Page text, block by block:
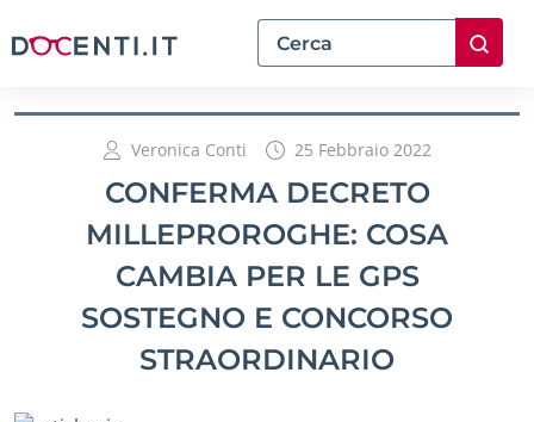
Veronica Conti 25 Febbraio 2022
CONFERMA DECRETO
MILLEPROROGHE: COSA
CAMBIA PER LE GPS
SOSTEGNO E CONCORSO
STRAORDINARIO